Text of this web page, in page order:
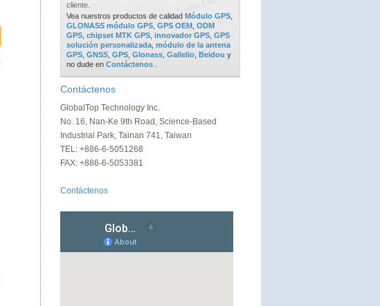
cliente.
Vea nuestros productos de calidad Módulo GPS
GLONASS módulo GPS GPS OEM ODM
GPS chipset MTK GPS innovador GPS GPS
solución personalizada módulo de la antena
GPS GNSS GPS Glonass Gallelio Beidou y
no dude en Contáctenos
Contáctenos
GlobalTop Technology Inc.
No. 16, Nan-Ke 9th Road, Science-Based
Industrial Park, Tainan 741, Taiwan
TEL: +886-6-5051268
FAX: +886-6-5053381
Contáctenos